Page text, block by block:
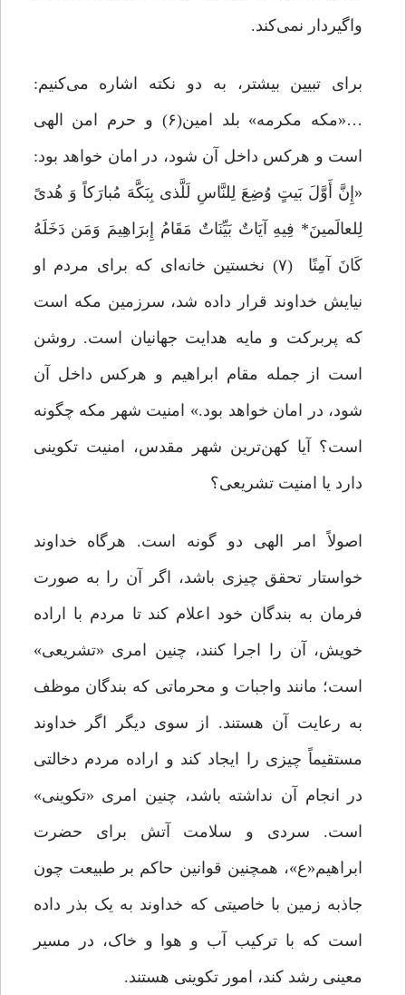
واگیردار نمی‌کند.
برای تبیین بیشتر، به دو نکته اشاره می‌کنیم:
…«مکه مکرمه» بلد امین(۶) و حرم امن الهی
است و هرکس داخل آن شود، در امان خواهد بود:
«إِنَّ أَوَّلَ بَیتٍ وُضِعَ لِلنَّاسِ لَلَّذی بِبَکَّهَ مُبارَکاً وَ هُدیً
لِلعالَمینَ* فِیهِ آیَاتٌ بَیِّنَاتٌ مَقَامُ إِبرَاهِیمَ وَمَن دَخَلَهُ
کَانَ آمِنًا (۷) نخستین خانه‌ای که برای مردم او
نیایش خداوند قرار داده شد، سرزمین مکه است
که پربرکت و مایه هدایت جهانیان است. روشن
است از جمله مقام ابراهیم و هرکس داخل آن
شود، در امان خواهد بود.» امنیت شهر مکه چگونه
است؟ آیا کهن‌ترین شهر مقدس، امنیت تکوینی
دارد یا امنیت تشریعی؟
اصولاً امر الهی دو گونه است. هرگاه خداوند
خواستار تحقق چیزی باشد، اگر آن را به صورت
فرمان به بندگان خود اعلام کند تا مردم با اراده
خویش، آن را اجرا کنند، چنین امری «تشریعی»
است؛ مانند واجبات و محرماتی که بندگان موظف
به رعایت آن هستند. از سوی دیگر اگر خداوند
مستقیماً چیزی را ایجاد کند و اراده مردم دخالتی
در انجام آن نداشته باشد، چنین امری «تکوینی»
است. سردی و سلامت آتش برای حضرت
ابراهیم«ع»، همچنین قوانین حاکم بر طبیعت چون
جاذبه زمین با خاصیتی که خداوند به یک بذر داده
است که با ترکیب آب و هوا و خاک، در مسیر
معینی رشد کند، امور تکوینی هستند.